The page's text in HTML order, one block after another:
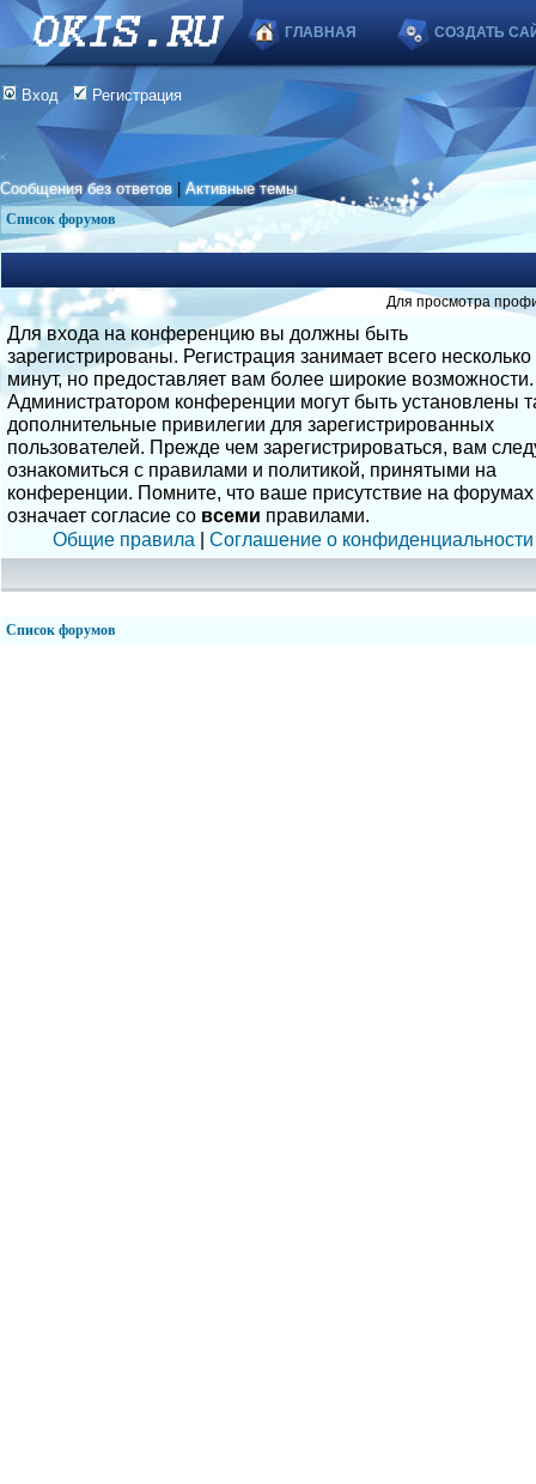
ГЛАВНАЯ СОЗДАТЬ
Вход Регистрация
Сообщения без ответов |Активные темы
Список форумов
Для просмотра
Для входа на конференцию вы должны быть
зарегистрированы. Регистрация занимает всего несколько
минут, но предоставляет вам более широкие возможности.
Администратором конференции могут быть установлены
дополнительные привилегии для зарегистрированных
пользователей. Прежде чем зарегистрироваться, вам
ознакомиться с правилами и политикой, принятыми на
конференции. Помните, что ваше присутствие на форумах
означает согласие со всеми правилами.
Общие правила | Соглашение о конфиденциальности
Список форумов